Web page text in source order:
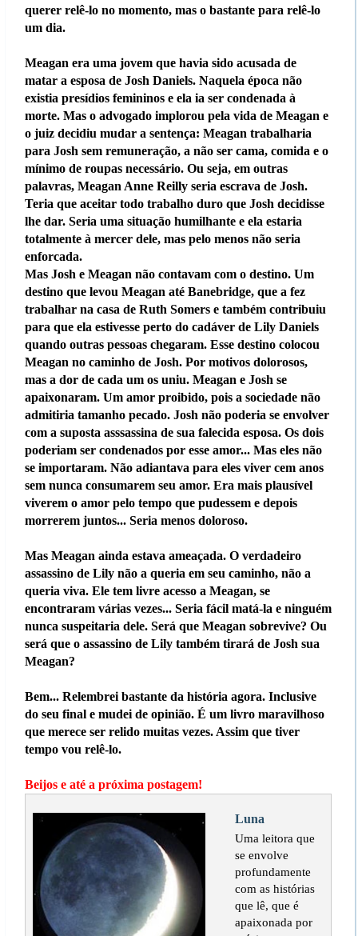
querer relê-lo no momento, mas o bastante para relê-lo
um dia.
Meagan era uma jovem que havia sido acusada de
matar a esposa de Josh Daniels. Naquela época não
existia presídios femininos e ela ia ser condenada à
morte. Mas o advogado implorou pela vida de Meagan e
o juiz decidiu mudar a sentença: Meagan trabalharia
para Josh sem remuneração, a não ser cama, comida e o
mínimo de roupas necessário. Ou seja, em outras
palavras, Meagan Anne Reilly seria escrava de Josh.
Teria que aceitar todo trabalho duro que Josh decidisse
lhe dar. Seria uma situação humilhante e ela estaria
totalmente à mercer dele, mas pelo menos não seria
enforcada.
Mas Josh e Meagan não contavam com o destino. Um
destino que levou Meagan até Banebridge, que a fez
trabalhar na casa de Ruth Somers e também contribuiu
para que ela estivesse perto do cadáver de Lily Daniels
quando outras pessoas chegaram. Esse destino colocou
Meagan no caminho de Josh. Por motivos dolorosos,
mas a dor de cada um os uniu. Meagan e Josh se
apaixonaram. Um amor proibido, pois a sociedade não
admitiria tamanho pecado. Josh não poderia se envolver
com a suposta asssassina de sua falecida esposa. Os dois
poderiam ser condenados por esse amor... Mas eles não
se importaram. Não adiantava para eles viver cem anos
sem nunca consumarem seu amor. Era mais plausível
viverem o amor pelo tempo que pudessem e depois
morrerem juntos... Seria menos doloroso.
Mas Meagan ainda estava ameaçada. O verdadeiro
assassino de Lily não a queria em seu caminho, não a
queria viva. Ele tem livre acesso a Meagan, se
encontraram várias vezes... Seria fácil matá-la e ninguém
nunca suspeitaria dele. Será que Meagan sobrevive? Ou
será que o assassino de Lily também tirará de Josh sua
Meagan?
Bem... Relembrei bastante da história agora. Inclusive
do seu final e mudei de opinião. É um livro maravilhoso
que merece ser relido muitas vezes. Assim que tiver
tempo vou relê-lo.
Beijos e até a próxima postagem!
Luna
Uma leitora que
se envolve
profundamente
com as histórias
que lê, que é
apaixonada por